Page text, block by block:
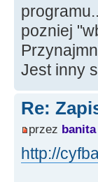
pozniej
Jest inny
Re:
przez banita
http://